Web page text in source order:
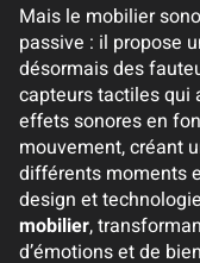
Mais le mobilier
passive : il propose
désormais des
capteurs tactiles qui
effets sonores en
mouvement, créant
différents moments
design et
mobilier,
d’émotions et de